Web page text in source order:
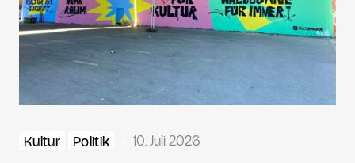
Kultur Politik 10. Juli 2026